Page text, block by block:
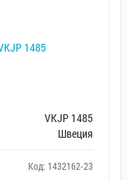
1485
VKJP 1485
Швеция
Код: 1432162-23